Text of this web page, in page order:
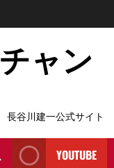
ャン
川建一公式サイト
YOUTUBE